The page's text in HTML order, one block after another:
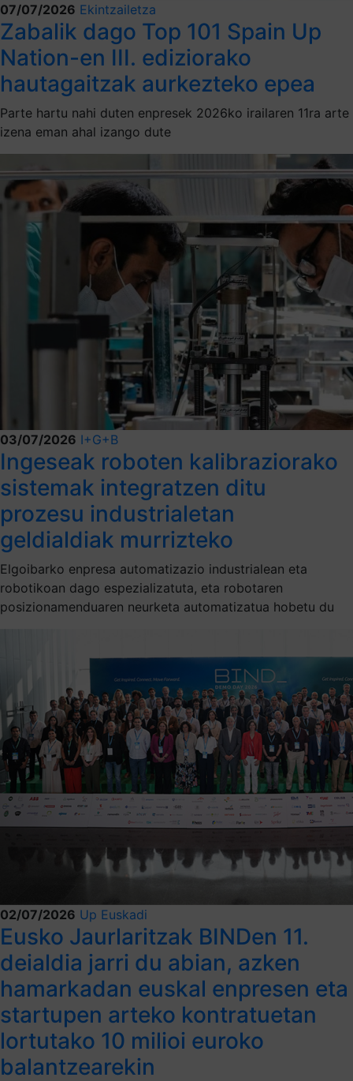
07/07/2026 Ekintzailetza
Zabalik dago Top 101 Spain Up
Nation-en III. ediziorako
hautagaitzak aurkezteko epea
Parte hartu nahi duten enpresek 2026ko irailaren 11ra arte
izena eman ahal izango dute
03/07/2026 I+G+B
Ingeseak roboten kalibraziorako
sistemak integratzen ditu
prozesu industrialetan
geldialdiak murrizteko
Elgoibarko enpresa automatizazio industrialean eta
robotikoan dago espezializatuta, eta robotaren
posizionamenduaren neurketa automatizatua hobetu du
02/07/2026 Up Euskadi
Eusko Jaurlaritzak BINDen 11.
deialdia jarri du abian, azken
hamarkadan euskal enpresen eta
startupen arteko kontratuetan
lortutako 10 milioi euroko
balantzearekin